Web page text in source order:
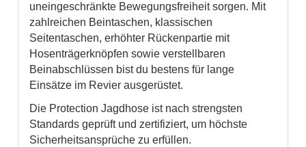
uneingeschränkte Bewegungsfreiheit sorgen. Mit
zahlreichen Beintaschen, klassischen
Seitentaschen, erhöhter Rückenpartie mit
Hosenträgerknöpfen sowie verstellbaren
Beinabschlüssen bist du bestens für lange
Einsätze im Revier ausgerüstet.
Die Protection Jagdhose ist nach strengsten
Standards geprüft und zertifiziert, um höchste
Sicherheitsansprüche zu erfüllen.